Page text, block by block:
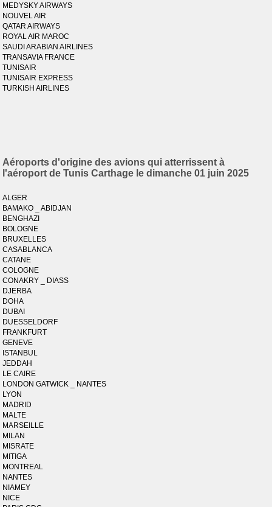
MEDYSKY AIRWAYS
NOUVEL AIR
QATAR AIRWAYS
ROYAL AIR MAROC
SAUDI ARABIAN AIRLINES
TRANSAVIA FRANCE
TUNISAIR
TUNISAIR EXPRESS
TURKISH AIRLINES
Aéroports d'origine des avions qui atterrissent à
l'aéroport de Tunis Carthage le dimanche 01 juin 2025
ALGER
BAMAKO _ ABIDJAN
BENGHAZI
BOLOGNE
BRUXELLES
CASABLANCA
CATANE
COLOGNE
CONAKRY _ DIASS
DJERBA
DOHA
DUBAI
DUESSELDORF
FRANKFURT
GENEVE
ISTANBUL
JEDDAH
LE CAIRE
LONDON GATWICK _ NANTES
LYON
MADRID
MALTE
MARSEILLE
MILAN
MISRATE
MITIGA
MONTREAL
NANTES
NIAMEY
NICE